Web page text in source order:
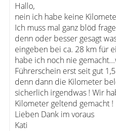
Hallo,
nein ich habe keine
Ich muss mal ganz blöd
denn oder besser gesagt
eingeben bei ca. 28 km für
habe ich noch nie
Führerschein erst seit gut
denn dann die Kilometer
sicherlich irgendwas ! Wir
Kilometer geltend gemacht !
Lieben Dank im voraus
Kati